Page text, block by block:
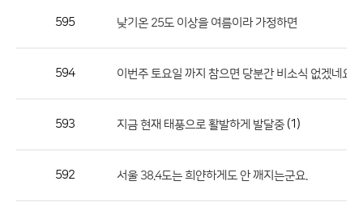
론
호,
595 낮기온 25도 이상을 여름이라 가정하면
594 이번주 토요일 까지 참으면 당분간 비소식 없겠네요
593 지금 현재 태풍으로 활발하게 발달중 (1)
592 서울 38.4도는 희얀하게도 안 깨지는군요.